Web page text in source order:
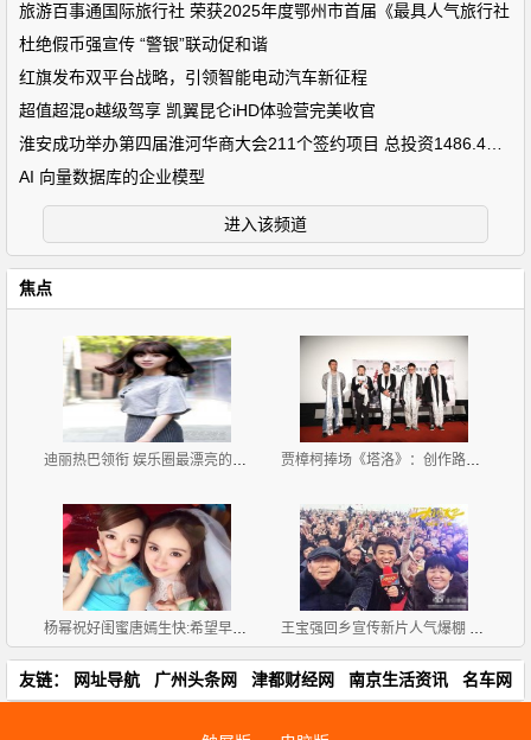
旅游百事通国际旅行社 荣获2025年度鄂州市首届《最具人气旅行社
杜绝假币强宣传 “警银”联动促和谐
红旗发布双平台战略，引领智能电动汽车新征程
超值超混o越级驾享 凯翼昆仑iHD体验营完美收官
AI 向量数据库的企业模型
进入该频道
焦点
迪丽热巴领衔 娱乐圈最漂亮的十大90后女星 贾樟柯捧场《塔洛》：创作路上有万玛才旦不孤单
杨幂祝好闺蜜唐嫣生快:希望早点找到对你好的他 王宝强回乡宣传新片人气爆棚 父母亮相为其打气
友链： 网址导航 广州头条网 津都财经网 南京生活资讯 名车网